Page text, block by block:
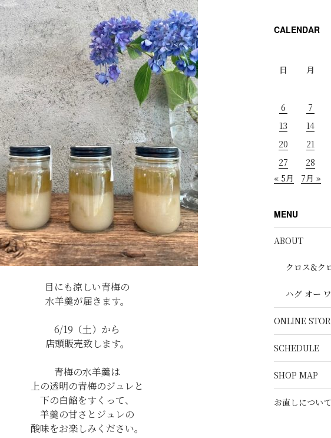
目にも涼しい青梅の
水羊羹が届きます。
6/19（土）から
店頭販売致します。
青梅の水羊羹は
上の透明の青梅のジュレと
下の白餡をすくって、
羊羹の甘さとジュレの
酸味をお楽しみください。
CALENDAR
日
月
6
7
13
14
20
21
27
28
« 5月
7月 »
MENU
ABOUT
クロス&ク
ハグ オー
ONLINE
SCHEDULE
SHOP MAP
お直しについて